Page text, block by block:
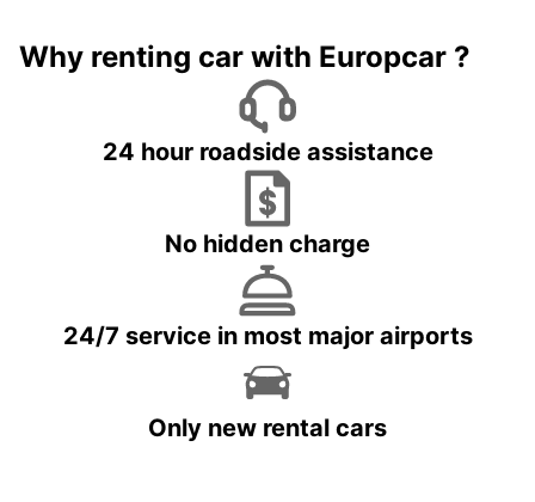
Why renting car with Europcar ?
24 hour roadside assistance
No hidden charge
24/7 service in most major airports
Only new rental cars